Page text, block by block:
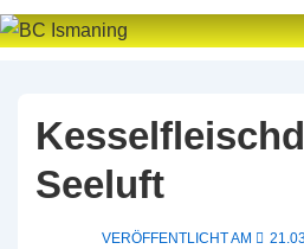
↓
Zum
Seeluft
VERÖFFENTLICHT AM